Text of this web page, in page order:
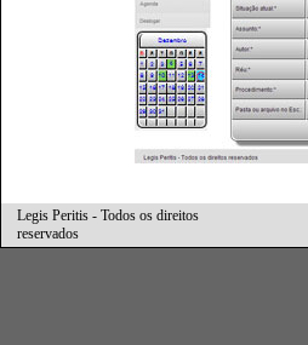
Legis Peritis - Todos os direitos
reservados